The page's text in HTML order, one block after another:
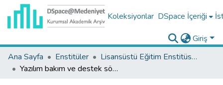
Koleksiyonlar DSpace İçeriği
Giriş
Ana Sayfa
Enstitüler
Lisansüstü Eğitim Enstitüsü Tez Koleksiyonu
Yazılım bakım ve destek sözleşmeleri